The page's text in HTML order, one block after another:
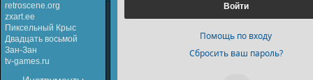
retroscene.org
zxart.ee
Пиксельный Крыс
Двадцать восьмой
Зан-Зан
tv-games.ru
Войти
Помощь по входу
Сбросить ваш пароль?